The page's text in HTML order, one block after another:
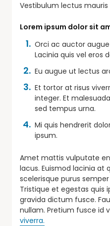
Vestibulum lectus mauris
Lorem ipsum dolor sit
Orci ac auctor
Lacinia quis vel eros
Eu augue ut lectus
Et tortor at risus
integer. Et
sed tempus urna.
Mi quis hendrerit
ipsum.
Amet mattis vulputate
lacus. Euismod lacinia at
scelerisque purus
Tristique et egestas quis
gravida dictum fusce.
nullam. Pretium fusce id
viverra.